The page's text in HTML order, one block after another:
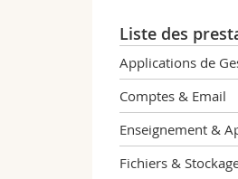
Liste des
Applications de
Comptes & Email
Enseignement &
Fichiers &